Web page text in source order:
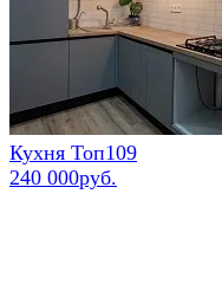
Кухня Топ109
240 000руб.